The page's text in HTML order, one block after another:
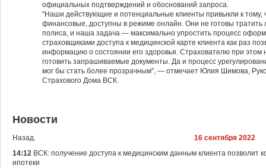
официальных подтверждений и обоснований запроса.
"Наши действующие и потенциальные клиенты привыкли к тому,
финансовые, доступны в режиме онлайн. Они не готовы тратить
полиса, и наша задача — максимально упростить процесс
страховщиками доступа к медицинской карте клиента как раз
информацию о состоянии его здоровья. Страхователю при этом
готовить запрашиваемые документы. Да и процесс
мог бы стать более прозрачным", — отмечает Юлия Шимова,
Страхового Дома ВСК.
Новости
Назад.
16 сентября 2022
14:12 ВСК: получение доступа к медицинским данным клиента позволит
ипотеки